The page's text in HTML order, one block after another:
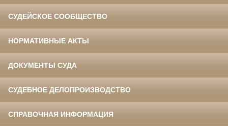
СУДЕЙСКОЕ СООБЩЕСТВО
НОРМАТИВНЫЕ АКТЫ
ДОКУМЕНТЫ СУДА
СУДЕБНОЕ ДЕЛОПРОИЗВОДСТВО
СПРАВОЧНАЯ ИНФОРМАЦИЯ